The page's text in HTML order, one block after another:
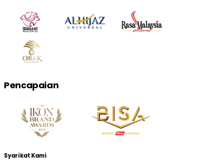
Pencapaian
Syarikat Kami